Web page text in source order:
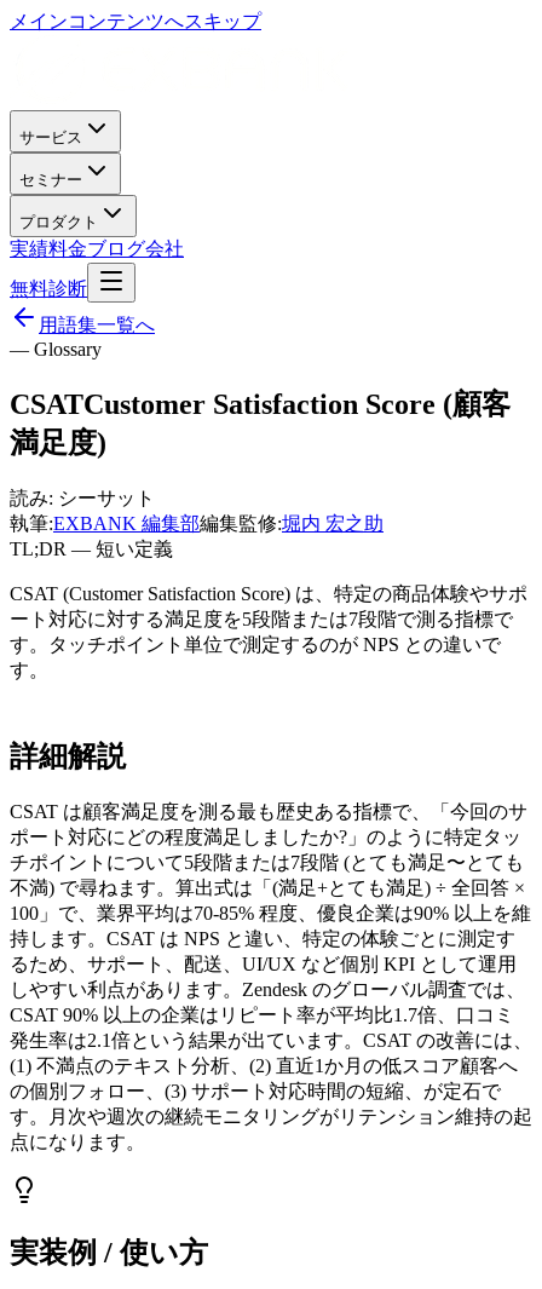
メインコンテンツへスキップ
サービス
セミナー
プロダクト
実績料金ブログ会社
無料診断
用語集一覧へ
— Glossary
CSATCustomer Satisfaction Score (顧客
満足度)
読み: シーサット
執筆:EXBANK 編集部編集監修:堀内 宏之助
TL;DR — 短い定義
CSAT (Customer Satisfaction Score) は、特定の商品体験やサポ
ート対応に対する満足度を5段階または7段階で測る指標で
す。タッチポイント単位で測定するのが NPS との違いで
す。
詳細解説
CSAT は顧客満足度を測る最も歴史ある指標で、「今回のサ
ポート対応にどの程度満足しましたか?」のように特定タッ
チポイントについて5段階または7段階 (とても満足〜とても
不満) で尋ねます。算出式は「(満足+とても満足) ÷ 全回答 ×
100」で、業界平均は70-85% 程度、優良企業は90% 以上を維
持します。CSAT は NPS と違い、特定の体験ごとに測定す
るため、サポート、配送、UI/UX など個別 KPI として運用
しやすい利点があります。Zendesk のグローバル調査では、
CSAT 90% 以上の企業はリピート率が平均比1.7倍、口コミ
発生率は2.1倍という結果が出ています。CSAT の改善には、
(1) 不満点のテキスト分析、(2) 直近1か月の低スコア顧客へ
の個別フォロー、(3) サポート対応時間の短縮、が定石で
す。月次や週次の継続モニタリングがリテンション維持の起
点になります。
実装例 / 使い方